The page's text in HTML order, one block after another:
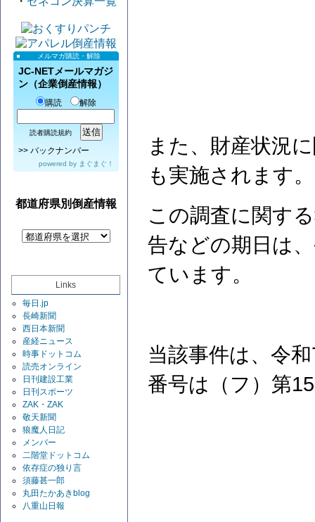
メルマガ購読・解除
JC-NETメールマガジ
ン（企業倒産情報）
購読 解除
読者購読規約
>> バックナンバー
powered by まぐまぐ！
都道府県別倒産情報
Links
毎日.jp
長崎新聞
西日本新聞
産経ニュース
時事ドットコム
読売オンライン
日刊建設工業
日刊スポーツ
ZAK・ZAK
敬天新聞
狼魔人日記
メンバー
二階堂ドットコム
依存症の独り言
須藤甚一郎
丸田たかあきblog
八重山日報
また、財産状況
も実施されます
この調査に関す
告などの期日は
ています。
当該事件は、令
番号は（フ）第